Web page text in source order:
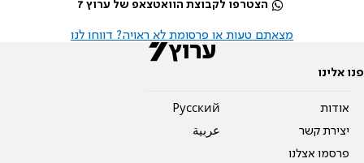
הצטרפו לקבוצת הוואטצאפ של ערוץ 7
מצאתם טעות או פרסומת לא ראויה? דווחו לנו
פנו אלינו
אודות
יצירת קשר
פרסמו אצלנו
Pусский
عربية